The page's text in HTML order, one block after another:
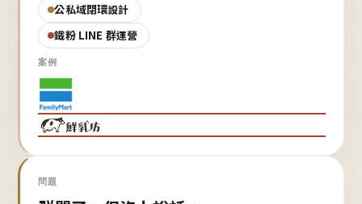
公私域閉環設計
鐵粉 LINE 群運營
案例
問題